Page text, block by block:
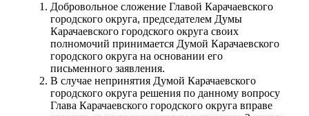
Добровольное сложение Главой Карачаевского
городского округа, председателем Думы
Карачаевского городского округа своих
полномочий принимается Думой Карачаевского
городского округа на основании его
письменного заявления.
В случае непринятия Думой Карачаевского
городского округа решения по данному вопросу
Глава Карачаевского городского округа вправе